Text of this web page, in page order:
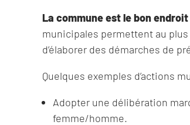
La commune est le bon
municipales permettent au
d’élaborer des démarches de
Quelques exemples d’actions
Adopter une délibération
femme/homme.